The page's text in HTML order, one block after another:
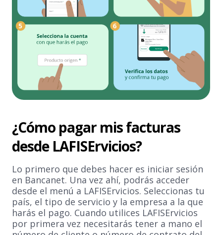
¿Cómo pagar mis facturas
desde LAFISErvicios?
Lo primero que debes hacer es iniciar sesión
en Bancanet. Una vez ahí, podrás acceder
desde el menú a LAFISErvicios. Seleccionas tu
país, el tipo de servicio y la empresa a la que
harás el pago. Cuando utilices LAFISErvicios
por primera vez necesitarás tener a mano el